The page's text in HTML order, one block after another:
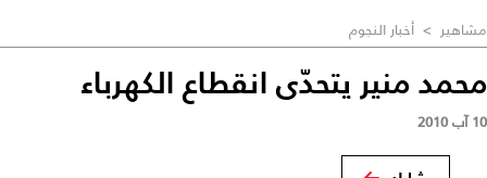
مشاهير > أخبار النجوم
محمد منير يتحدّى انقطاع الكهرباء
10 آب 2010